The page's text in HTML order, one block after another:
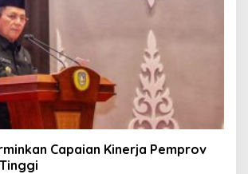
Capaian Kinerja Pemprov